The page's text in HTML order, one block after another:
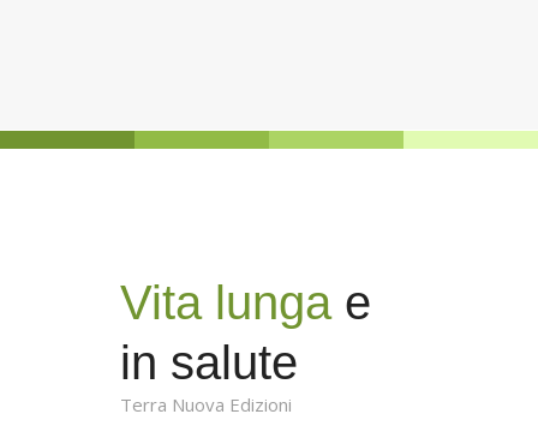
Vita lungae
in salute
Terra Nuova Edizioni